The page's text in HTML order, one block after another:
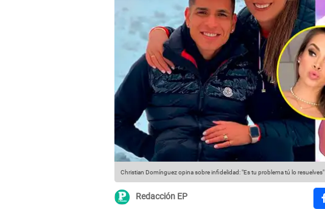
Christian Domínguez opina sobre infidelidad: "Es tu problema tú lo resuelves"
Redacción EP